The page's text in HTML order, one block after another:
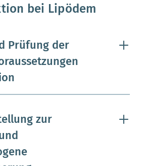
bei Lipödem
Prüfung der
zur